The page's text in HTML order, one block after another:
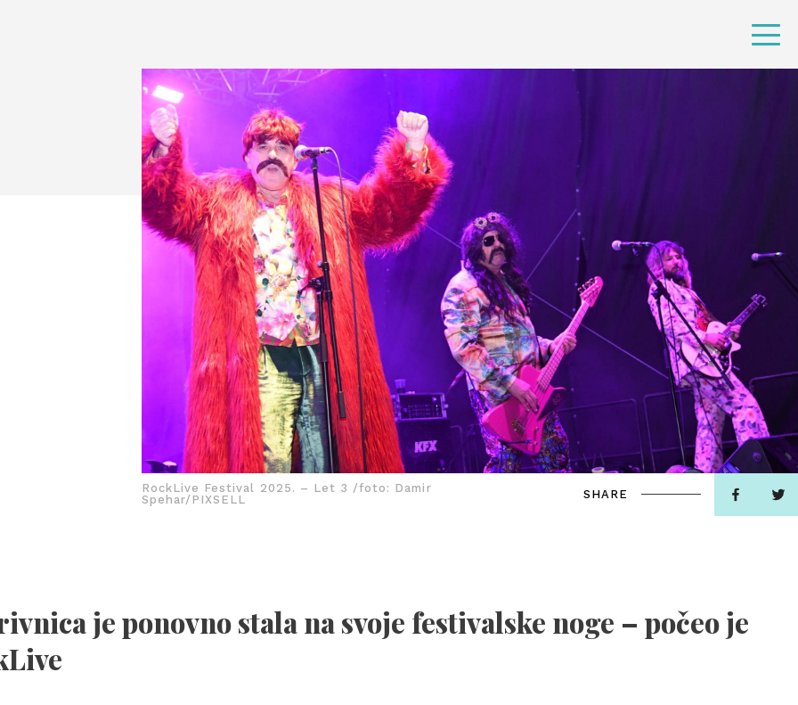
RockLive Festival 2025. – Let 3 /foto: Damir
Spehar/PIXSELL
SHARE
je ponovno stala na svoje festivalske noge – počeo je